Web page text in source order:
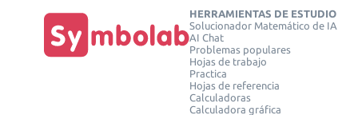
HERRAMIENTAS DE ESTUDIO
Solucionador Matemático de IA
AI Chat
Problemas populares
Hojas de trabajo
Practica
Hojas de referencia
Calculadoras
Calculadora gráfica